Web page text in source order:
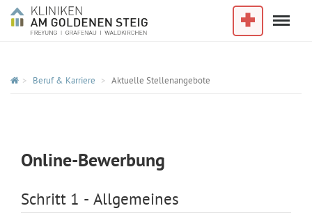
Im NotfallMenu
Beruf & Karriere Aktuelle Stellenangebote
Online-Bewerbung
Schritt 1 - Allgemeines